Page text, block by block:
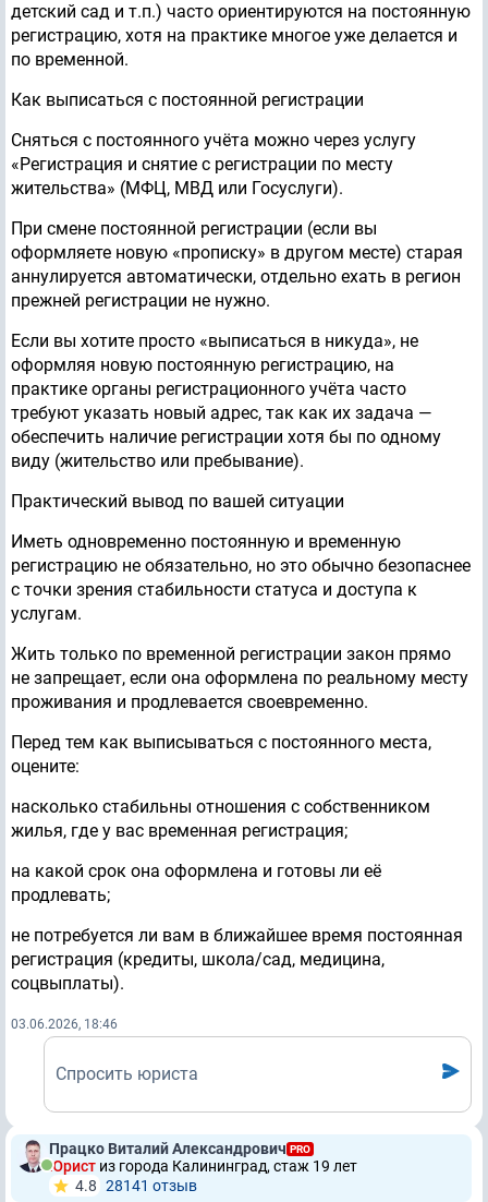
детский сад и т.п.) часто ориентируются на постоянную
регистрацию, хотя на практике многое уже делается и
по временной.
Как выписаться с постоянной регистрации
Сняться с постоянного учёта можно через услугу
«Регистрация и снятие с регистрации по месту
жительства» (МФЦ, МВД или Госуслуги).
При смене постоянной регистрации (если вы
оформляете новую «прописку» в другом месте) старая
аннулируется автоматически, отдельно ехать в регион
прежней регистрации не нужно.
Если вы хотите просто «выписаться в никуда», не
оформляя новую постоянную регистрацию, на
практике органы регистрационного учёта часто
требуют указать новый адрес, так как их задача —
обеспечить наличие регистрации хотя бы по одному
виду (жительство или пребывание).
Практический вывод по вашей ситуации
Иметь одновременно постоянную и временную
регистрацию не обязательно, но это обычно безопаснее
с точки зрения стабильности статуса и доступа к
услугам.
Жить только по временной регистрации закон прямо
не запрещает, если она оформлена по реальному месту
проживания и продлевается своевременно.
Перед тем как выписываться с постоянного места,
оцените:
насколько стабильны отношения с собственником
жилья, где у вас временная регистрация;
на какой срок она оформлена и готовы ли её
продлевать;
не потребуется ли вам в ближайшее время постоянная
регистрация (кредиты, школа/сад, медицина,
соцвыплаты).
03.06.2026, 18:46
Спросить юриста
Працко Виталий Александрович PRO
Юрист из города Калининград, стаж 19 лет
4.8 28141 отзыв